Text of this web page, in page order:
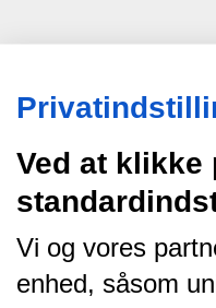
Ved at
Vi og vores
enhed, såsom